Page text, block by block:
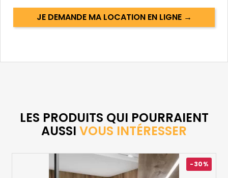
JE DEMANDE MA LOCATION EN LIGNE →
LES PRODUITS QUI POURRAIENT
AUSSI VOUS INTÉRESSER
-30%